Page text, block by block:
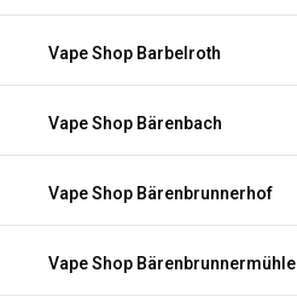
Vape Shop Barbelroth
Vape Shop Bärenbach
Vape Shop Bärenbrunnerhof
Vape Shop Bärenbrunnermühle